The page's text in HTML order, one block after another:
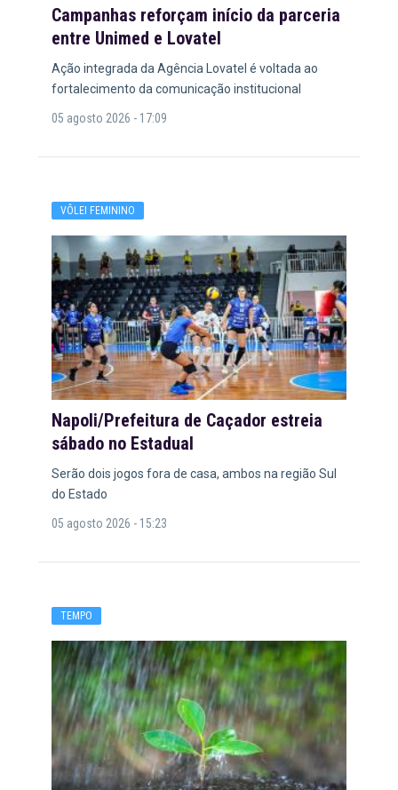
Campanhas reforçam início da parceria
entre Unimed e Lovatel
Ação integrada da Agência Lovatel é voltada ao
fortalecimento da comunicação institucional
05 agosto 2026 - 17:09
VÔLEI FEMININO
Napoli/Prefeitura de Caçador estreia
sábado no Estadual
Serão dois jogos fora de casa, ambos na região Sul
do Estado
05 agosto 2026 - 15:23
TEMPO